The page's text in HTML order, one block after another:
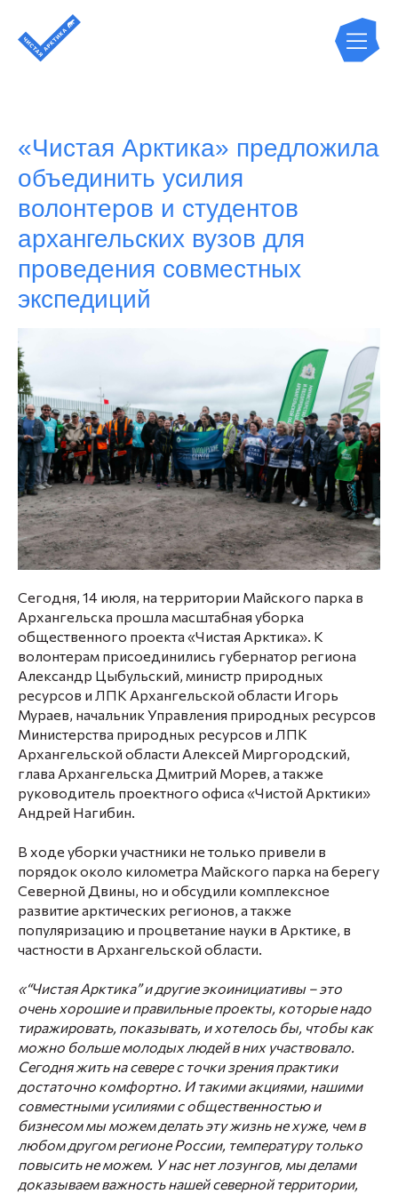
«Чистая Арктика» предложила
объединить усилия
волонтеров и студентов
архангельских вузов для
проведения совместных
экспедиций
Сегодня, 14 июля, на территории Майского парка в
Архангельска прошла масштабная уборка
общественного проекта «Чистая Арктика». К
волонтерам присоединились губернатор региона
Александр Цыбульский, министр природных
ресурсов и ЛПК Архангельской области Игорь
Мураев, начальник Управления природных ресурсов
Министерства природных ресурсов и ЛПК
Архангельской области Алексей Миргородский,
глава Архангельска Дмитрий Морев, а также
руководитель проектного офиса «Чистой Арктики»
Андрей Нагибин.
В ходе уборки участники не только привели в
порядок около километра Майского парка на берегу
Северной Двины, но и обсудили комплексное
развитие арктических регионов, а также
популяризацию и процветание науки в Арктике, в
частности в Архангельской области.
«“Чистая Арктика” и другие экоинициативы – это
очень хорошие и правильные проекты, которые надо
тиражировать, показывать, и хотелось бы, чтобы как
можно больше молодых людей в них участвовало.
Сегодня жить на севере с точки зрения практики
достаточно комфортно. И такими акциями, нашими
совместными усилиями с общественностью и
бизнесом мы можем делать эту жизнь не хуже, чем в
любом другом регионе России, температуру только
повысить не можем. У нас нет лозунгов, мы делами
доказываем важность нашей северной территории,